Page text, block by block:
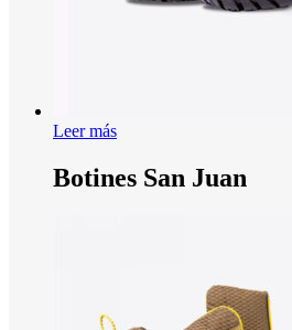
Leer más
Botines San Juan